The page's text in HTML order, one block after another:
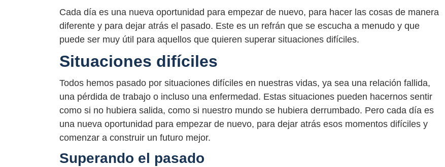
Cada día es una nueva oportunidad para empezar de nuevo, para hacer las cosas de manera
diferente y para dejar atrás el pasado. Este es un refrán que se escucha a menudo y que
puede ser muy útil para aquellos que quieren superar situaciones difíciles.
Situaciones difíciles
Todos hemos pasado por situaciones difíciles en nuestras vidas, ya sea una relación fallida,
una pérdida de trabajo o incluso una enfermedad. Estas situaciones pueden hacernos sentir
como si no hubiera salida, como si nuestro mundo se hubiera derrumbado. Pero cada día es
una nueva oportunidad para empezar de nuevo, para dejar atrás esos momentos difíciles y
comenzar a construir un futuro mejor.
Superando el pasado